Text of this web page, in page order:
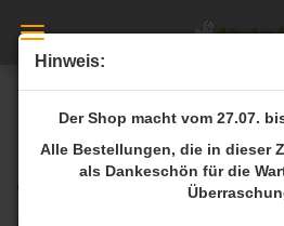
Hinweis:
Der Shop macht vom 27.07.
Alle Bestellungen, die in dieser
als Dankeschön für die
ActiVet